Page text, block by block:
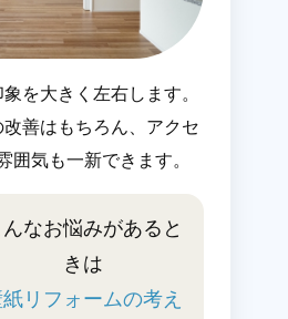
を大きく左右します。
善はもちろん、アクセ
囲気も一新できます。
んなお悩みがあると
きは
リフォームの考え